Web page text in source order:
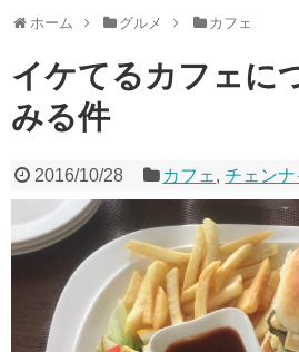
ホーム グルメ カフェ
イケてるカフェに
みる件
2016/10/28 カフェ ,チェンナ